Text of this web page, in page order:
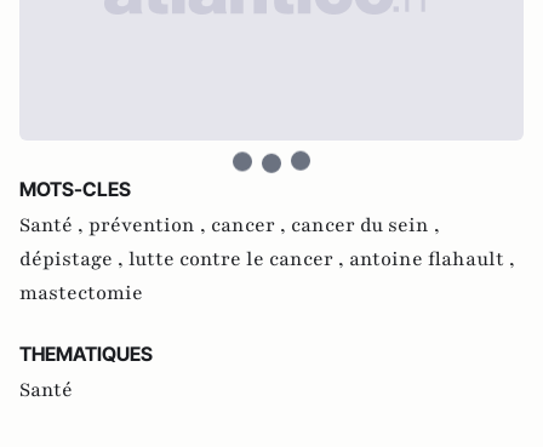
MOTS-CLES
Santé , prévention , cancer , cancer du sein ,
dépistage , lutte contre le cancer , antoine flahault ,
mastectomie
THEMATIQUES
Santé